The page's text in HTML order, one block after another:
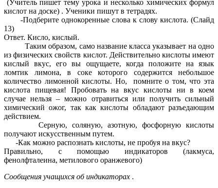
(Учитель пишет тему урока и несколько химических формул
кислот на доске) . Ученики пишут в тетрадях.
-Подберите однокоренные слова к слову кислота. (Слайд
13)
Ответ. Кисло, кислый.
Таким образом, само название класса указывает на одно
из физических свойств кислот. Действительно кислоты имеют
кислый вкус, его вы ощущаете, когда положите на язык
ломтик лимона, в соке которого содержится небольшое
количество лимонной кислоты. Но, помните о том, что эта
кислота пищевая! Пробовать на вкус кислоты ни в коем
случае нельзя – можно отравиться или получить сильный
химический ожог, так как кислоты обладают разъедающим
действием.
Серную, соляную, азотную, фосфорную кислоты
получают искусственным путем.
-Как можно распознать кислоты, не пробуя на вкус?
Правильно, с помощью индикаторов (лакмуса,
фенолфталеина, метилового оранжевого)
Сообщения учащихся об индикаторах .